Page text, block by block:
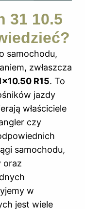
31 10.5
samochodu,
zwłaszcza
R15. To
jazdy
właściciele
czy
samochodu,
oraz
w
jest wiele